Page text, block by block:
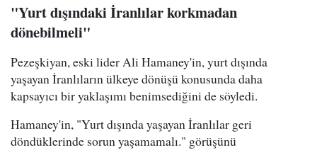
"Yurt dışındaki İranlılar korkmadan
dönebilmeli"
Pezeşkiyan, eski lider Ali Hamaney'in, yurt dışında
yaşayan İranlıların ülkeye dönüşü konusunda daha
kapsayıcı bir yaklaşımı benimsediğini de söyledi.
Hamaney'in, "Yurt dışında yaşayan İranlılar geri
döndüklerinde sorun yaşamamalı." görüşünü